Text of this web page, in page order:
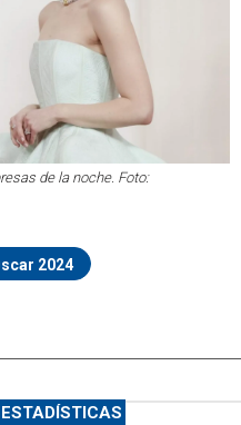
de la noche. Foto:
2024